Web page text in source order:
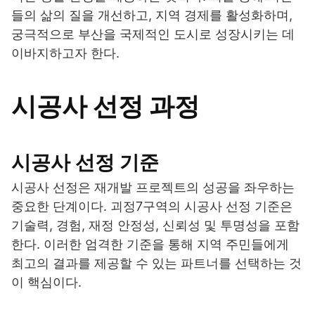
들의 삶의 질을 개선하고, 지역 경제를 활성화하며,
궁극적으로 부산을 국제적인 도시로 성장시키는 데
이바지하고자 한다.
시공사 선정 과정
시공사 선정 기준
시공사 선정은 재개발 프로젝트의 성공을 좌우하는
중요한 단계이다. 괴정7구역의 시공사 선정 기준은
기술력, 경험, 재정 안정성, 신뢰성 및 투명성을 포함
한다. 이러한 엄격한 기준을 통해 지역 주민들에게
최고의 결과를 제공할 수 있는 파트너를 선택하는 것
이 핵심이다.